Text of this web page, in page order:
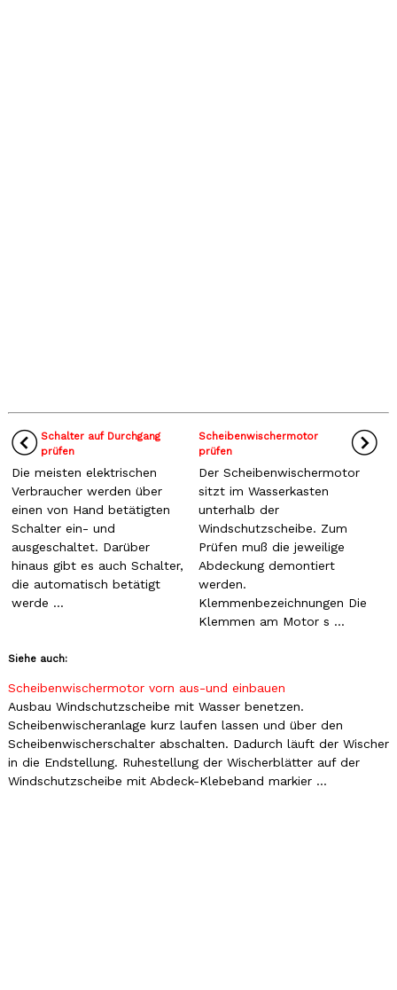
Schalter auf Durchgang
prüfen
Die meisten elektrischen
Verbraucher werden über
einen von Hand betätigten
Schalter ein- und
ausgeschaltet. Darüber
hinaus gibt es auch Schalter,
die automatisch betätigt
werde ...
Scheibenwischermotor
prüfen
Der Scheibenwischermotor
sitzt im Wasserkasten
unterhalb der
Windschutzscheibe. Zum
Prüfen muß die jeweilige
Abdeckung demontiert
werden.
Klemmenbezeichnungen Die
Klemmen am Motor s ...
Siehe auch:
Scheibenwischermotor vorn aus-und einbauen
Ausbau Windschutzscheibe mit Wasser benetzen.
Scheibenwischeranlage kurz laufen lassen und über den
Scheibenwischerschalter abschalten. Dadurch läuft der Wischer
in die Endstellung. Ruhestellung der Wischerblätter auf der
Windschutzscheibe mit Abdeck-Klebeband markier ...